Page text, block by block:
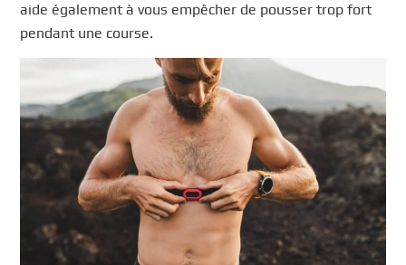
aide également à vous empêcher de pousser trop fort
pendant une course.